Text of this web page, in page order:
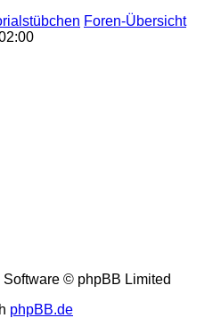
Foren-Übersicht
© phpBB Limited
phpBB.de